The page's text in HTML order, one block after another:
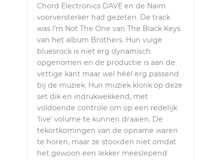
Chord Electronics DAVE en de Naim
voorversterker had gezeten. De track
was I’m Not The One van The Black Keys
van het album Brothers. Hun vuige
bluesrock is niet erg dynamisch
opgenomen en de productie is aan de
vettige kant maar wel héél erg passend
bij de muziek. Hun muziek klonk op deze
set dik en indrukwekkend, met
voldoende controle om op een redelijk
‘live’ volume te kunnen draaien. De
tekortkomingen van de opname waren
te horen, maar ze stoorden niet omdat
het gewoon een lekker meeslepend